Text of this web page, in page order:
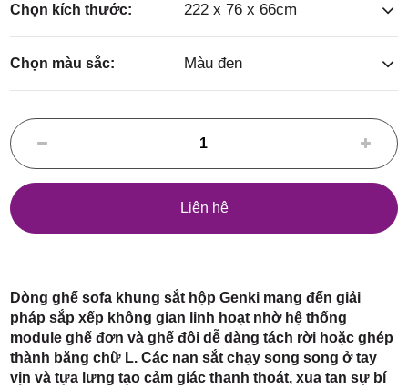
Điểm,
huyện
Hóc Môn,
Chọn kích thước: 222 x 76 x 66cm
Chọn màu sắc: Màu đen
Liên hệ
Dòng ghế sofa khung sắt hộp Genki mang đến giải
pháp sắp xếp không gian linh hoạt nhờ hệ thống
module ghế đơn và ghế đôi dễ dàng tách rời hoặc ghép
thành băng chữ L. Các nan sắt chạy song song ở tay
vịn và tựa lưng tạo cảm giác thanh thoát, xua tan sự bí